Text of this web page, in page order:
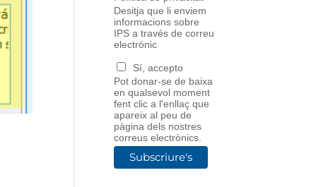
Desitja que li enviem
informacions sobre
IPS a través de correu
electrònic
Sí, accepto
Pot donar-se de baixa
en qualsevol moment
fent clic a l'enllaç que
apareix al peu de
pàgina dels nostres
correus electrònics.